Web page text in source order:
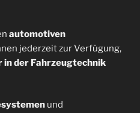
automotiven
jederzeit zur Verfügung,
in der Fahrzeugtechnik
und